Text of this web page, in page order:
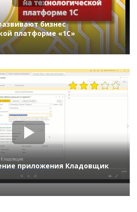
бизнес
платформе «1С»
приложения Кладовщик